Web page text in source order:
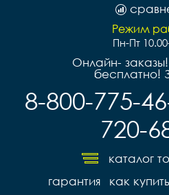
Режим
Пн-Пт
Онлайн-
бесплатно!
8-800-775-
720-
каталог
как купить
гарантия